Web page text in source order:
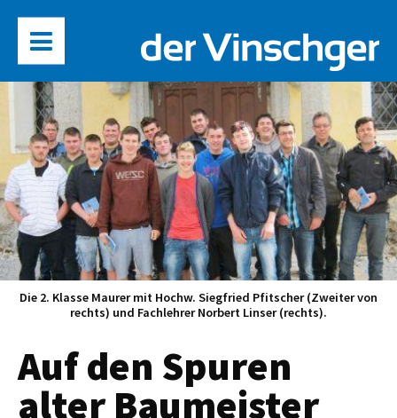
Die 2. Klasse Maurer mit Hochw. Siegfried Pfitscher (Zweiter von
rechts) und Fachlehrer Norbert Linser (rechts).
Auf den Spuren
alter Baumeister